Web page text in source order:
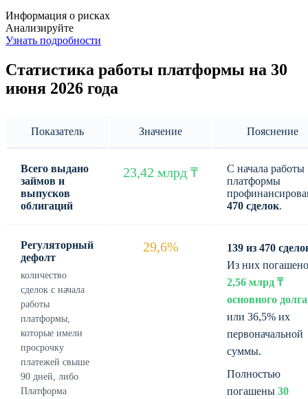
Информация о рисках
Анализируйте
Узнать подробности
Статистика работы платформы на 30
июня 2026 года
Показатель Значение Пояснение
Всего выдано
займов и
выпусков
облигаций
23,42 млрд ₸
С начала работы
платформы
470 сделок.
Регуляторный
дефолт
количество
сделок с начала
работы
платформы,
которые имели
просрочку
платежей свыше
90 дней, либо
Платформа
29,6%
139 из 470
Из них погашено
2,56 млрд ₸
основного долга
или 36,5% их
первоначальной
суммы.
Полностью
погашены 30